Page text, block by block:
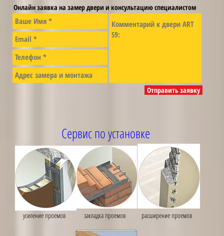
Онлайн заявка на замер двери и консультацию специалистом
Отправить заявку
Сервис по установке
усиление проемов закладка проемов расширение проемов